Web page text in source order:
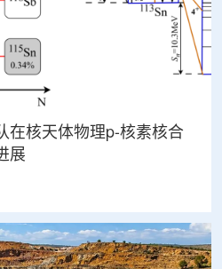
在核天体物理p-核素核合
展